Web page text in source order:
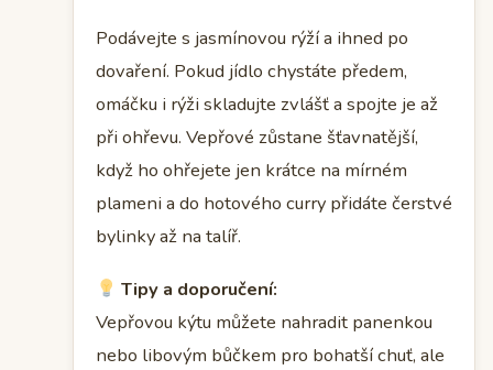
Podávejte s jasmínovou rýží a ihned po
dovaření. Pokud jídlo chystáte předem,
omáčku i rýži skladujte zvlášť a spojte je až
při ohřevu. Vepřové zůstane šťavnatější,
když ho ohřejete jen krátce na mírném
plameni a do hotového curry přidáte čerstvé
bylinky až na talíř.
Tipy a doporučení:
Vepřovou kýtu můžete nahradit panenkou
nebo libovým bůčkem pro bohatší chuť, ale